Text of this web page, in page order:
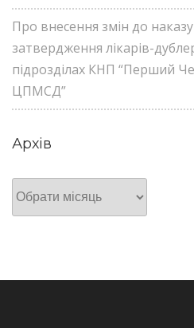
Про внесення змін до
затвердження лікарів-
підрозділах КНП “Перший
ЦПМСД”
Архів
Архів